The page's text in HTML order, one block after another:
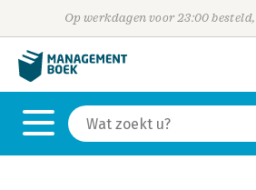
Op werkdagen voor 23:00